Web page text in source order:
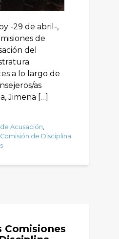
-29 de abril-,
de
del
a lo largo de
as
Jimena […]
Acusación
Comisión de Disciplina
Comisiones